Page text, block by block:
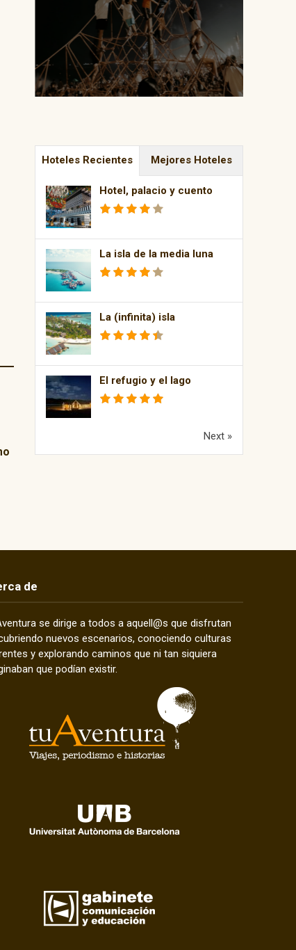
Hoteles Recientes Mejores Hoteles
Hotel, palacio y cuento
La isla de la media luna
La (infinita) isla
El refugio y el lago
Next »
de
se dirige a todos a aquell@s que disfrutan
nuevos escenarios, conociendo culturas
y explorando caminos que ni tan siquiera
que podían existir.